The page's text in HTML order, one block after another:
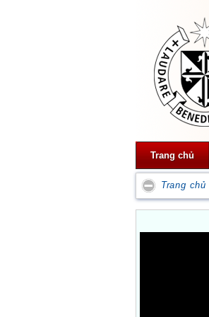
Trang chủ
Trang chủ